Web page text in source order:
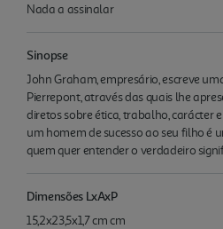
Nada a assinalar
Sinopse
John Graham, empresário, escreve
Pierrepont, através das quais lhe
diretos sobre ética, trabalho, carácter
um homem de sucesso ao seu filho é
quem quer entender o verdadeiro
Dimensões LxAxP
15,2x23,5x1,7 cm cm